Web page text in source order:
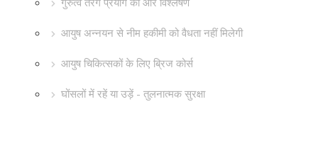
आयुष अन्नयन से नीम हकीमी को वैधता नहीं मिलेगी
आयुष चिकित्सकों के लिए ब्रिज कोर्स
घोंसलों में रहें या उड़ें - तुलनात्मक सुरक्षा